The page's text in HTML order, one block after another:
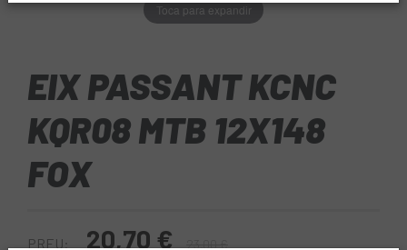
Toca para expandir
EIX PASSANT KCNC
KQR08 MTB 12X148
FOX
PREU: 20,70 € 23,00 €